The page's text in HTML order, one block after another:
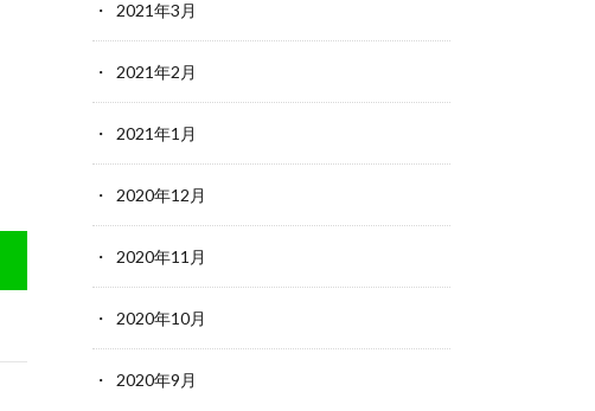
2021年3月
2021年2月
2021年1月
2020年12月
2020年11月
2020年10月
2020年9月